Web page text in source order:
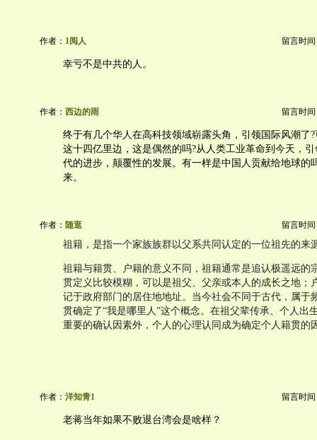
作者： 1阅人 留言时间
幸亏不是中共的人。
作者： 西边的雨 留言时间
终于有几个华人在高科技领域崭露头角，引领国际风潮了
这十四亿里边，这是偶然的吗?从人类工业革命到今天，
代的进步，颠覆性的发展。有一样是中国人贡献给地球的
来。
作者： 随逛 留言时间
祖籍，是指一个家族族群以父系共同认定的一位祖先的来
祖籍与籍贯、户籍的意义不同，祖籍通常是追认极遥远的
贯定义比较模糊，可以是祖父、父亲或本人的成长之地；
记于政府部门的居住地地址。当今社会不同于古代，属于
贯确定了“我是哪里人”这个概念。在祖父辈传承、个人出
重要的确认因素外，个人的心理认同成为确定个人籍贯的
作者： 洋知青1 留言时间
老蒋当年如果不败退台湾会是啥样？